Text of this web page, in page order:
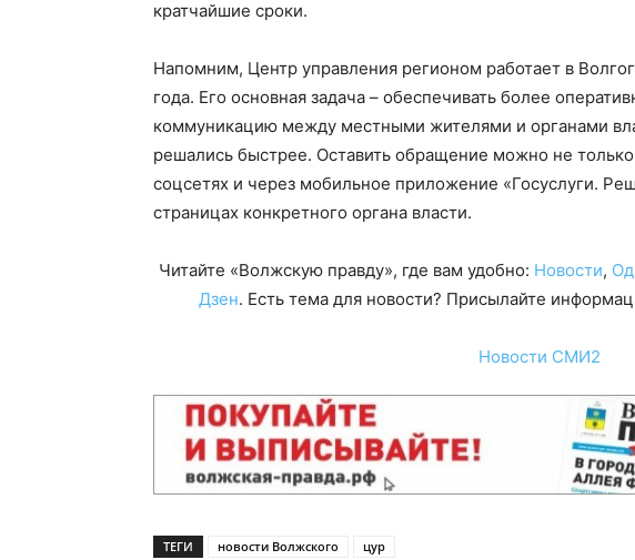
кратчайшие сроки.
Напомним, Центр управления регионом работает в
года. Его основная задача – обеспечивать более
коммуникацию между местными жителями и органами
решались быстрее. Оставить обращение можно не
соцсетях и через мобильное приложение «Госуслуги.
страницах конкретного органа власти.
Читайте «Волжскую правду», где вам удобно: Новости,
Дзен. Есть тема для новости? Присылайте
Новости СМИ2
ТЕГИ новости Волжского цур